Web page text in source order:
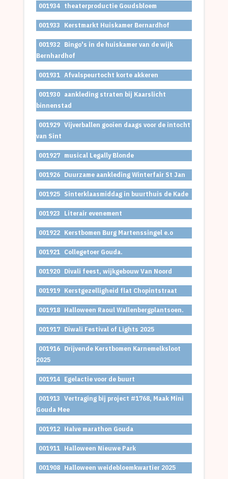
001934 theaterproductie Goudsbloem
001933 Kerstmarkt Huiskamer Bernardhof
001932 Bingo's in de huiskamer van de wijk
Bernhardhof
001931 Afvalspeurtocht korte akkeren
001930 aankleding straten bij Kaarslicht
binnenstad
001929 Vijverballen gooien daags voor de intocht
van Sint
001927 musical Legally Blonde
001926 Duurzame aankleding Winterfair St Jan
001925 Sinterklaasmiddag in buurthuis de Kade
001923 Literair evenement
001922 Kerstbomen Burg Martenssingel e.o
001921 Collegetoer Gouda.
001920 Divali feest, wijkgebouw Van Noord
001919 Kerstgezelligheid flat Chopintstraat
001918 Halloween Raoul Wallenbergplantsoen.
001917 Diwali Festival of Lights 2025
001916 Drijvende Kerstbomen Karnemelksloot
2025
001914 Egelactie voor de buurt
001913 Vertraging bij project #1768, Maak Mini
Gouda Mee
001912 Halve marathon Gouda
001911 Halloween Nieuwe Park
001908 Halloween weidebloemkwartier 2025